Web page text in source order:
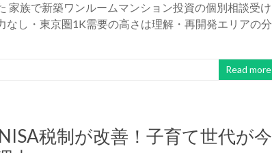
家族で新築ワンルームマンション投資の個別相談受け
し・東京圏1K需要の高さは理解・再開発エリアの分
Read more
税制が改善！子育て世代が今